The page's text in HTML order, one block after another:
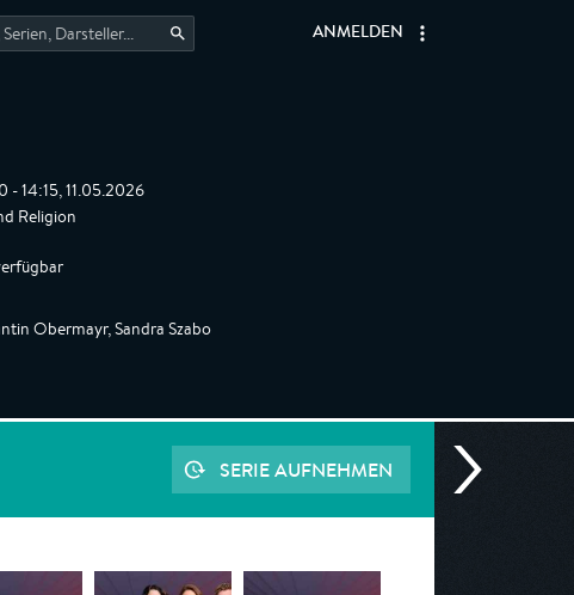
ANMELDEN
- 14:15, 11.05.2026
Religion
Obermayr, Sandra Szabo
SERIE AUFNEHMEN